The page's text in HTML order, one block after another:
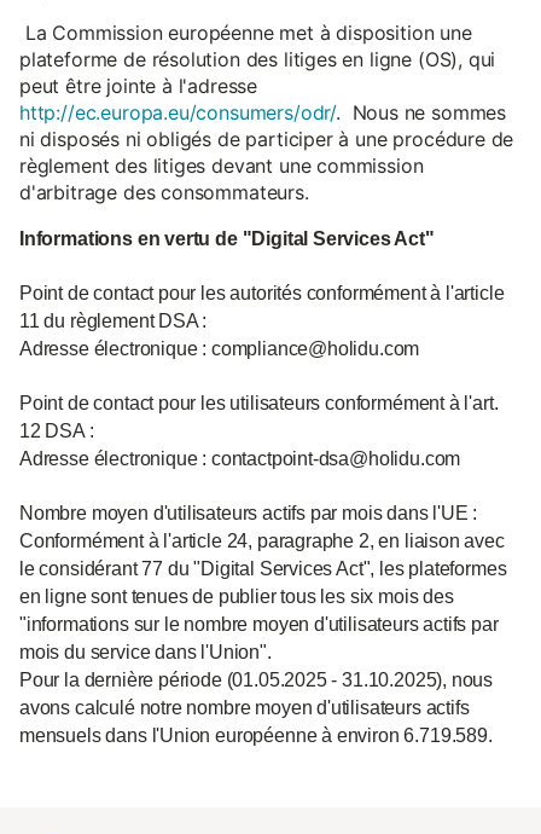
La Commission européenne met à disposition une
plateforme de résolution des litiges en ligne (OS), qui
peut être jointe à l'adresse
http://ec.europa.eu/consumers/odr/. Nous ne sommes
ni disposés ni obligés de participer à une procédure de
règlement des litiges devant une commission
d'arbitrage des consommateurs.
Informations en vertu de "Digital Services Act"
Point de contact pour les autorités conformément à l'article
11 du règlement DSA :
Adresse électronique : compliance@holidu.com
Point de contact pour les utilisateurs conformément à l'art.
12 DSA :
Adresse électronique : contactpoint-dsa@holidu.com
Nombre moyen d'utilisateurs actifs par mois dans l'UE :
Conformément à l'article 24, paragraphe 2, en liaison avec
le considérant 77 du "Digital Services Act", les plateformes
en ligne sont tenues de publier tous les six mois des
"informations sur le nombre moyen d'utilisateurs actifs par
mois du service dans l'Union".
Pour la dernière période (01.05.2025 - 31.10.2025), nous
avons calculé notre nombre moyen d'utilisateurs actifs
mensuels dans l'Union européenne à environ 6.719.589.